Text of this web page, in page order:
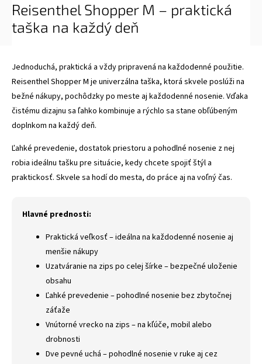
Reisenthel Shopper M – praktická
taška na každý deň
Jednoduchá, praktická a vždy pripravená na každodenné použitie.
Reisenthel Shopper M je univerzálna taška, ktorá skvele poslúži na
bežné nákupy, pochôdzky po meste aj každodenné nosenie. Vďaka
čistému dizajnu sa ľahko kombinuje a rýchlo sa stane obľúbeným
doplnkom na každý deň.
Ľahké prevedenie, dostatok priestoru a pohodlné nosenie z nej
robia ideálnu tašku pre situácie, kedy chcete spojiť štýl a
praktickosť. Skvele sa hodí do mesta, do práce aj na voľný čas.
Hlavné prednosti:
Praktická veľkosť – ideálna na každodenné nosenie aj
menšie nákupy
Uzatváranie na zips po celej šírke – bezpečné uloženie
obsahu
Ľahké prevedenie – pohodlné nosenie bez zbytočnej
záťaže
Vnútorné vrecko na zips – na kľúče, mobil alebo
drobnosti
Dve pevné uchá – pohodlné nosenie v ruke aj cez